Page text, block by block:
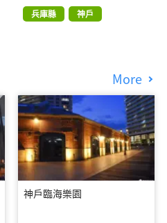
兵庫縣
神戶
More
神戶臨海樂園